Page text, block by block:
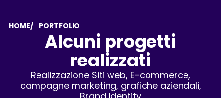
HOME/ PORTFOLIO
Alcuni progetti
realizzati
Realizzazione Siti web, E-commerce,
campagne marketing, grafiche aziendali,